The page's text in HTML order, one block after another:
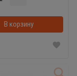
В корзину